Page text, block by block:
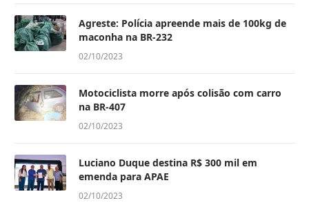
Agreste: Polícia apreende mais de 100kg de
maconha na BR-232
02/10/2023
Motociclista morre após colisão com carro
na BR-407
02/10/2023
Luciano Duque destina R$ 300 mil em
emenda para APAE
02/10/2023